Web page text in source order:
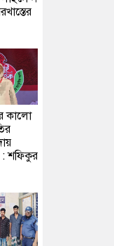
কালো
শফিকুর